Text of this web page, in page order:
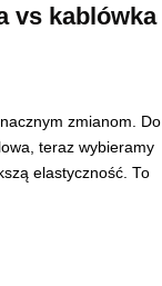
vs kablówka
zmianom. Do
teraz wybieramy
elastyczność. To